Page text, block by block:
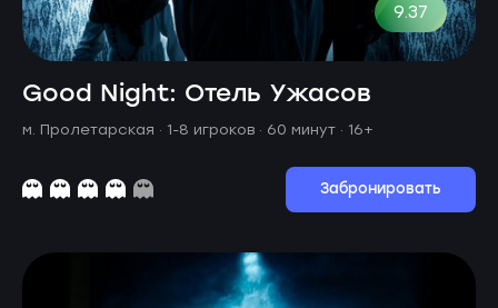
9.37
Good Night: Отель Ужасов
м. Пролетарская · 1-8 игроков · 60 минут · 16+
Забронировать